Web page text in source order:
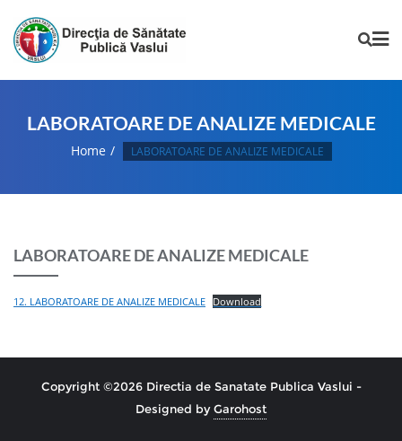
LABORATOARE DE ANALIZE MEDICALE
Home LABORATOARE DE ANALIZE MEDICALE
LABORATOARE DE ANALIZE MEDICALE
12. LABORATOARE DE ANALIZE MEDICALE Download
Copyright ©2026 Directia de Sanatate Publica Vaslui -
Designed byGarohost